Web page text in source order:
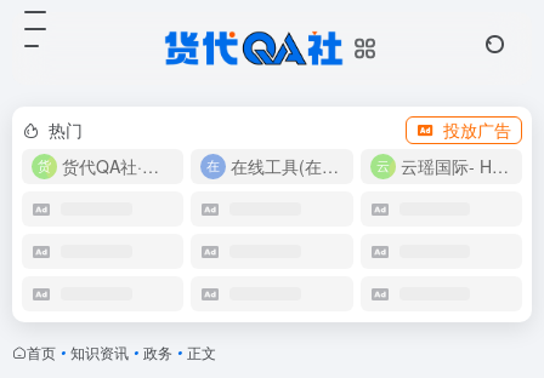
热门
投放广告
货代QA社·让货代之路更简单！
在线工具(在线实用工具200+) 云瑶国际- Harlan-15360639224
首页 • 知识资讯 • 政务 • 正文